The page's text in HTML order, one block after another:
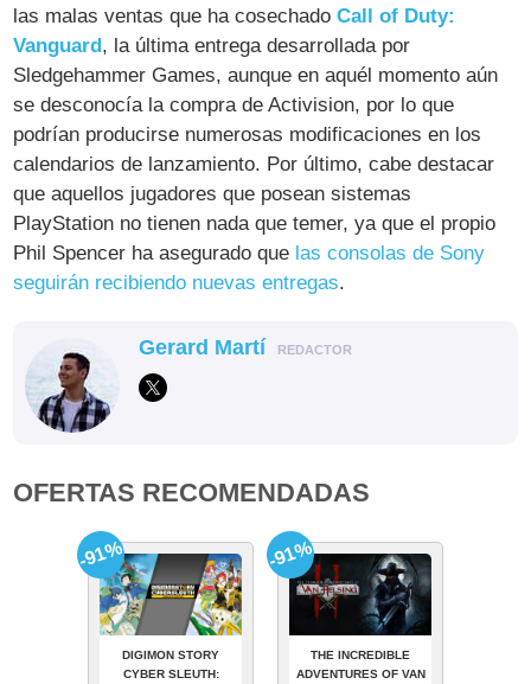
las malas ventas que ha cosechadoCall of Duty:
Vanguard , la última entrega desarrollada por
Sledgehammer Games, aunque en aquél momento aún
se desconocía la compra de Activision, por lo que
podrían producirse numerosas modificaciones en los
calendarios de lanzamiento. Por último, cabe destacar
que aquellos jugadores que posean sistemas
PlayStation no tienen nada que temer, ya que el propio
Phil Spencer ha asegurado que las consolas de Sony
seguirán recibiendo nuevas entregas.
Gerard Martí REDACTOR
OFERTAS RECOMENDADAS
DIGIMON STORY
CYBER SLEUTH:
-91%
THE INCREDIBLE
ADVENTURES OF VAN
-91%